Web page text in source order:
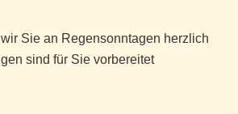
Sie an Regensonntagen herzlich
sind für Sie vorbereitet